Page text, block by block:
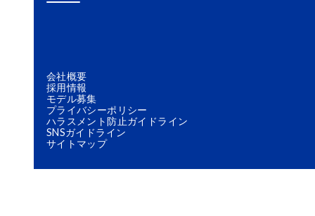
会社概要
採用情報
モデル募集
プライバシーポリシー
ハラスメント防止ガイドライン
SNSガイドライン
サイトマップ